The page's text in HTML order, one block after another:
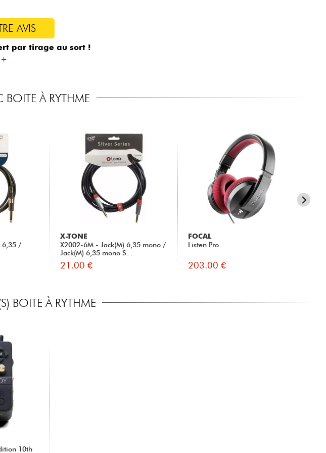
AVIS
par tirage au sort !
+
BOITE À RYTHME
6,35 /
X-TONE
X2002-6M - Jack(M) 6,35 mono /
Jack(M) 6,35 mono S...
21.00 €
FOCAL
Listen Pro
203.00 €
BOITE À RYTHME
10th